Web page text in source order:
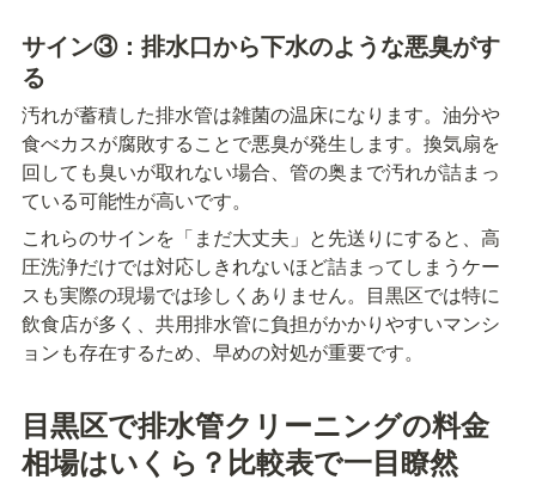
サイン③：排水口から下水のような悪臭がす
る
汚れが蓄積した排水管は雑菌の温床になります。油分や
食べカスが腐敗することで悪臭が発生します。換気扇を
回しても臭いが取れない場合、管の奥まで汚れが詰まっ
ている可能性が高いです。
これらのサインを「まだ大丈夫」と先送りにすると、高
圧洗浄だけでは対応しきれないほど詰まってしまうケー
スも実際の現場では珍しくありません。目黒区では特に
飲食店が多く、共用排水管に負担がかかりやすいマンシ
ョンも存在するため、早めの対処が重要です。
目黒区で排水管クリーニングの料金
相場はいくら？比較表で一目瞭然